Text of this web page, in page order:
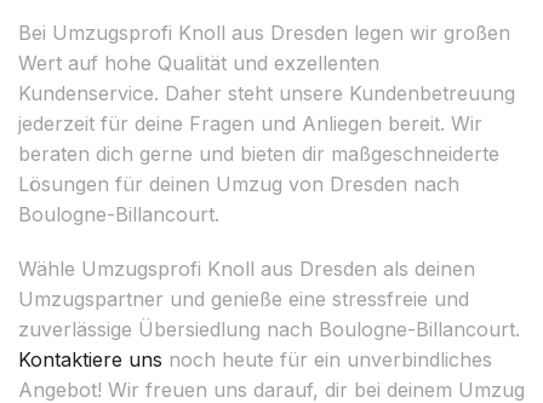
Bei Umzugsprofi Knoll aus Dresden legen wir großen
Wert auf hohe Qualität und exzellenten
Kundenservice. Daher steht unsere Kundenbetreuung
jederzeit für deine Fragen und Anliegen bereit. Wir
beraten dich gerne und bieten dir maßgeschneiderte
Lösungen für deinen Umzug von Dresden nach
Boulogne-Billancourt.
Wähle Umzugsprofi Knoll aus Dresden als deinen
Umzugspartner und genieße eine stressfreie und
zuverlässige Übersiedlung nach Boulogne-Billancourt.
Kontaktiere uns noch heute für ein unverbindliches
Angebot! Wir freuen uns darauf, dir bei deinem Umzug